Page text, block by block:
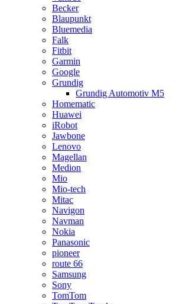
Becker
Blaupunkt
Bluemedia
Falk
Fitbit
Garmin
Google
Grundig
Grundig Automotiv M5
Homematic
Huawei
iRobot
Jawbone
Lenovo
Magellan
Medion
Mio
Mio-tech
Mitac
Navigon
Navman
Nokia
Panasonic
pioneer
route 66
Samsung
Sony
TomTom